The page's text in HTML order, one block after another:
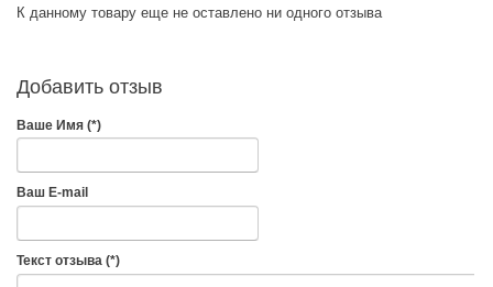
К данному товару еще не оставлено ни одного отзыва
Добавить отзыв
Ваше Имя (*)
Ваш E-mail
Текст отзыва (*)